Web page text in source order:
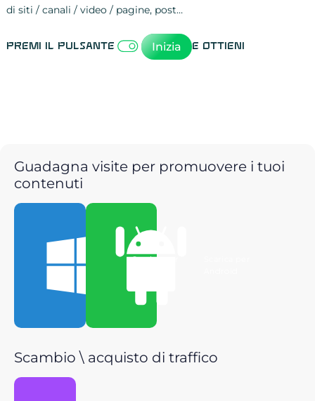
di siti / canali / video / pagine, post…
Premi il pulsante Inizia e ottieni
Guadagna visite per promuovere i tuoi
contenuti
Scarica per
Scambio \ acquisto di traffico